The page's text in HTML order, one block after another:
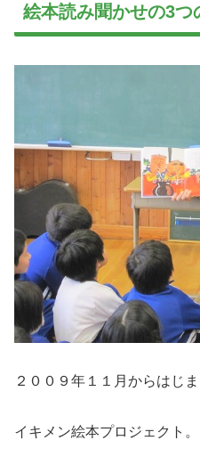
絵本読み聞かせの3つ
２００９年１１月からはじ
イキメン絵本プロジェクト。